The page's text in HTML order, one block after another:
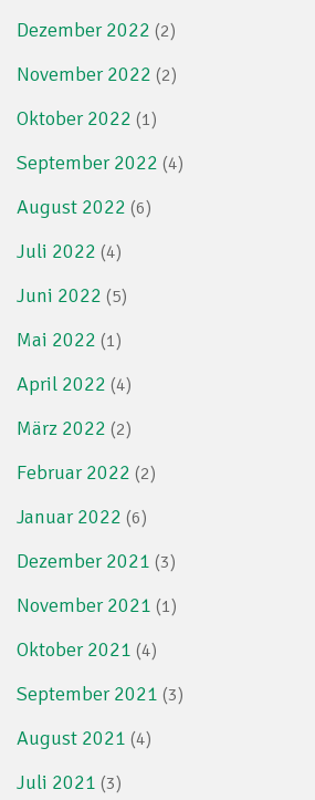
Dezember 2022 (2)
November 2022 (2)
Oktober 2022 (1)
September 2022 (4)
August 2022 (6)
Juli 2022 (4)
Juni 2022 (5)
Mai 2022 (1)
April 2022 (4)
März 2022 (2)
Februar 2022 (2)
Januar 2022 (6)
Dezember 2021 (3)
November 2021 (1)
Oktober 2021 (4)
September 2021 (3)
August 2021 (4)
Juli 2021 (3)